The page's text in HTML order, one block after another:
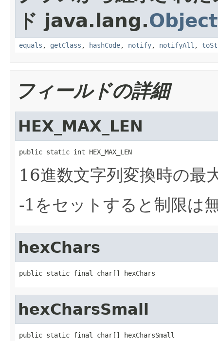
ド java.lang.Object
equals , getClass , hashCode, notify, notifyAll ,
フィールドの詳細
HEX_MAX_LEN
public static int HEX_MAX_LEN
16進数文字列変換時の最
-1をセットすると制限は
hexChars
public static final char[] hexChars
hexCharsSmall
public static final char[] hexCharsSmall